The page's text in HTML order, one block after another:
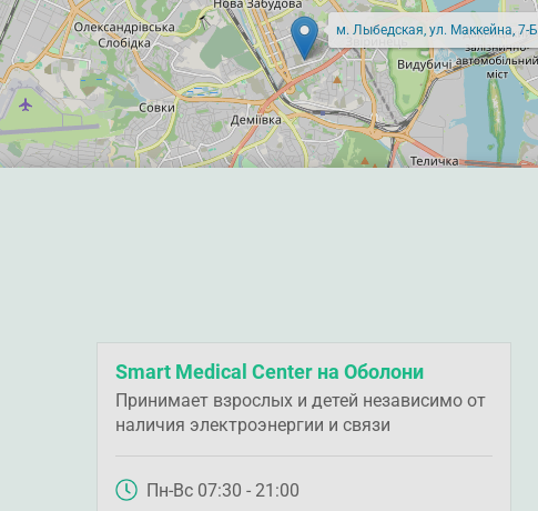
м. Лыбедская, ул. Маккейна, 7-Б
Smart Medical Center на Оболони
Принимает взрослых и детей независимо от
наличия электроэнергии и связи
Пн-Вс 07:30 - 21:00